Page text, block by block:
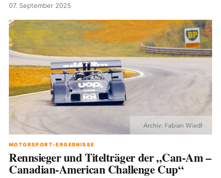
07. September 2025
MOTORSPORT-ERGEBNISSE
Rennsieger und Titelträger der „Can-Am –
Canadian-American Challenge Cup“